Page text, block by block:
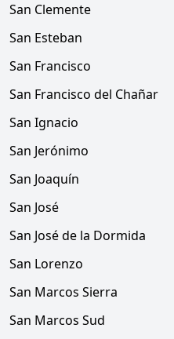
San Clemente
San Esteban
San Francisco
San Francisco del Chañar
San Ignacio
San Jerónimo
San Joaquín
San José
San José de la Dormida
San Lorenzo
San Marcos Sierra
San Marcos Sud